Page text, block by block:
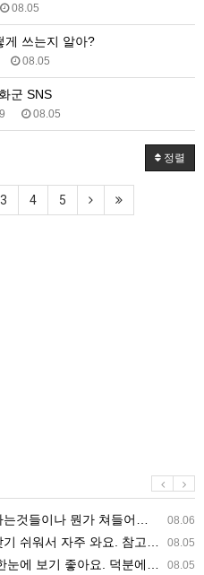
08.05
게 쓰는지 알아?
08.05
군 SNS
08.05
정렬
3 4 5
08.06
미리 알아차리기 위함이지 저걸 전쟁준비라고 하…
08.05
료스포츠중계 정보 확인할 때 출처 꼭 체크해요.…
08.05
중계 볼 때 공식 중계 채널 먼저 찾아봐요. …